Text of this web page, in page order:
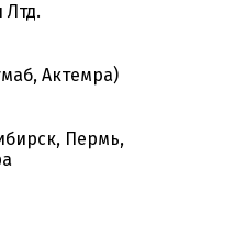
Актемра)
Пермь,